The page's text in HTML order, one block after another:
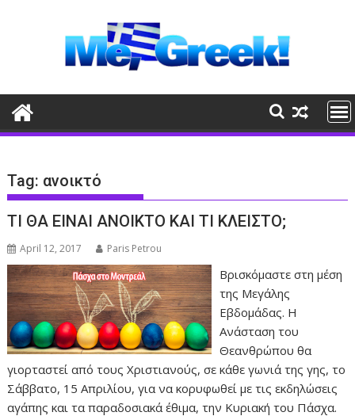
Tag: ανοικτό
ΤΙ ΘΑ ΕΙΝΑΙ ΑΝΟΙΚΤΟ ΚΑΙ ΤΙ ΚΛΕΙΣΤΟ;
April 12, 2017 Paris Petrou
Βρισκόμαστε στη μέση
της Μεγάλης
Εβδομάδας. Η
Ανάσταση του
Θεανθρώπου θα
γιορταστεί από τους Χριστιανούς, σε κάθε γωνιά της γης, το
Σάββατο, 15 Απριλίου, για να κορυφωθεί με τις εκδηλώσεις
αγάπης και τα παραδοσιακά έθιμα, την Κυριακή του Πάσχα.